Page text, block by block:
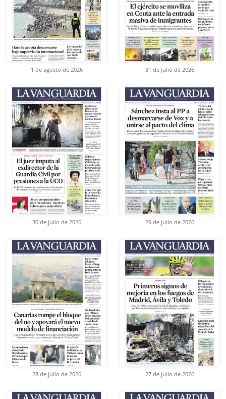
1 de agosto de 2026 31 de julio de 2026
30 de julio de 2026 29 de julio de 2026
28 de julio de 2026 27 de julio de 2026